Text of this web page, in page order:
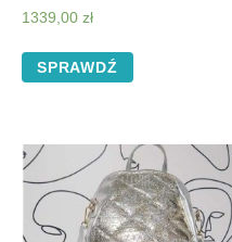
1339,00 zł
SPRAWDŹ